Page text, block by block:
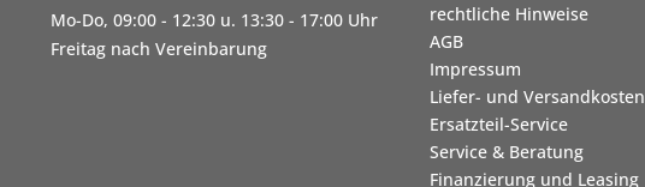
Mo-Do, 09:00 - 12:30 u. 13:30 - 17:00 Uhr
Freitag nach Vereinbarung
rechtliche Hinweise
AGB
Impressum
Liefer- und Versandkosten
Ersatzteil-Service
Service & Beratung
Finanzierung und Leasing